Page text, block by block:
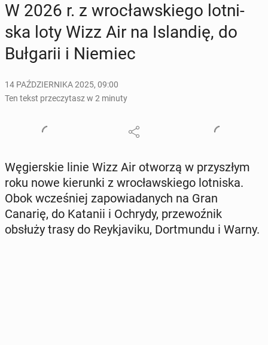
W 2026 r. z wro­cław­skie­go lot­ni­
ska loty Wizz Air na Is­lan­dię, do
Buł­ga­rii i Niemiec
14 PAŹDZIERNIKA 2025, 09:00
Ten tekst przeczytasz w 2 minuty
Wę­gier­skie linie Wizz Air otworzą w przy­szłym
roku nowe kie­run­ki z wro­cław­skie­go lot­ni­ska.
Obok wcze­śniej za­po­wia­da­nych na Gran
Canarię, do Katanii i Ochrydy, prze­woź­nik
obsłuży trasy do Rey­kja­vi­ku, Do­rt­mun­du i Warny.